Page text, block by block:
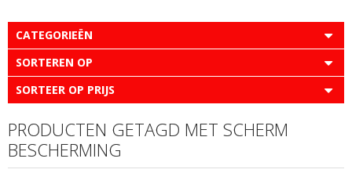
CATEGORIEËN
SORTEREN OP
SORTEER OP PRIJS
PRODUCTEN GETAGD MET SCHERM
BESCHERMING